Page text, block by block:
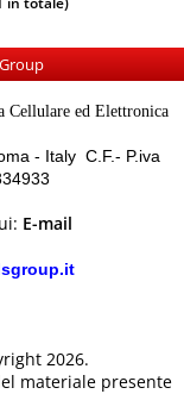
Cellulare ed Elettronica
- Italy C.F.- P.iva
E-mail
2026.
materiale presente